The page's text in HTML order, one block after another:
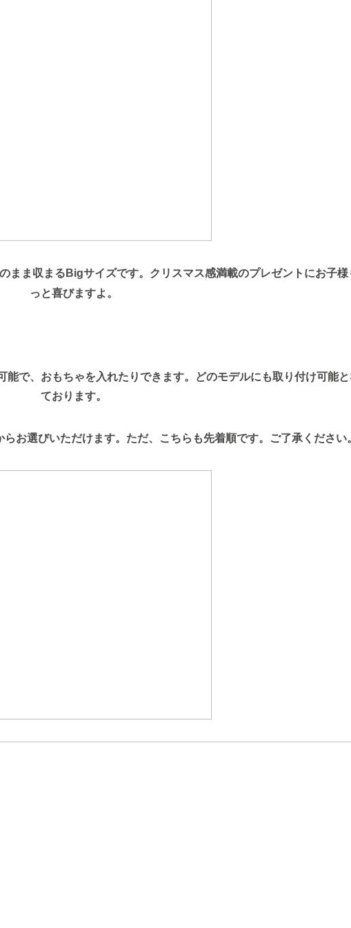
まま収まるBigサイズです。クリスマス感満載のプレゼントにお子様
っと喜びますよ。
能で、おもちゃを入れたりできます。どのモデルにも取り付け可能
ております。
お選びいただけます。ただ、こちらも先着順です。ご了承ください